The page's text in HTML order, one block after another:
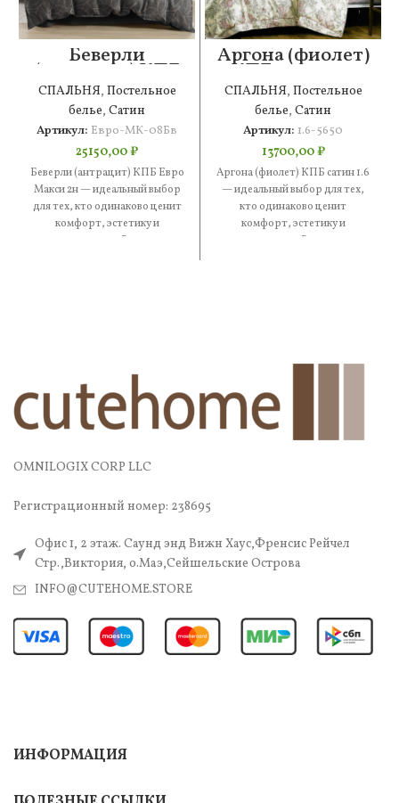
Беверли
(антрацит) КПБ
Евро Макси 2н
СПАЛЬНЯ, Постельное
белье, Сатин
Артикул: Евро-МК-08Бв
25150,00₽
Беверли (антрацит) КПБ Евро
Макси 2н — идеальный выбор
для тех, кто одинаково ценит
комфорт, эстетику и
практичность. В составе
Аргона (фиолет)
КПБ сатин 1.6
СПАЛЬНЯ, Постельное
белье, Сатин
Артикул: 1.6-5650
13700,00₽
Аргона (фиолет) КПБ сатин 1.6
— идеальный выбор для тех,
кто одинаково ценит
комфорт, эстетику и
практичность. В составе —
OMNILOGIX CORP LLC
Регистрационный номер: 238695
Офис 1, 2 этаж. Саунд энд Вижн Хаус,Френсис Рейчел
Стр.,Виктория, о.Маэ,Сейшельские Острова
INFO@CUTEHOME.STORE
ИНФОРМАЦИЯ